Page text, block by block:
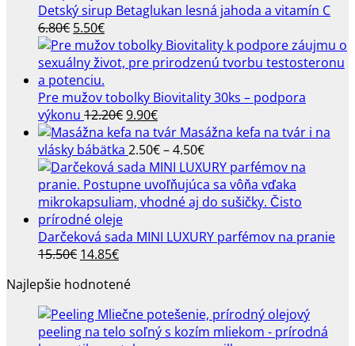
Detský sirup Betaglukan lesná jahoda a vitamín C
6.80€ Pôvodná
cena
bola:
6.80€.
5.50€Aktuálna
cena
je:
Pre mužov tobolky Biovitality 30ks – podpora
výkonu 12.20€Pôvodná
cena
bola:
12.20€.
9.90€Aktuálna
cena
je:
9.90€.
Masážna kefa na tvár i na
vlásky bábätka 2.50€–4.50€Price
range:
2.50€
through
Darčeková sada MINI LUXURY parfémov na pranie
15.50€ Pôvodná
bola:
15.50€.
14.85€Aktuálna
je:
14.85€.
Najlepšie hodnotené